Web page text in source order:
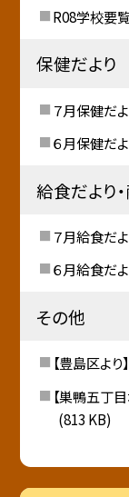
R08学校要
保健だより
７月保健だ
６月保健だ
給食だより
７月給食だ
６月給食だ
その他
【豊島区よ
【巣鴨五丁
(813 KB)